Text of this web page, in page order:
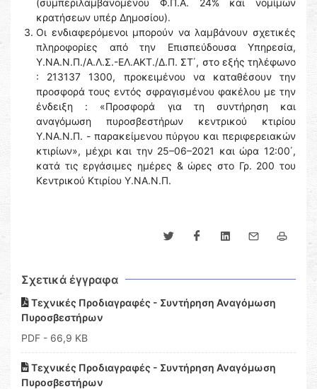
(συμπεριλαμβανομένου Φ.Π.Α. 24% και νομίμων
κρατήσεων υπέρ Δημοσίου).
Οι ενδιαφερόμενοι μπορούν να λαμβάνουν σχετικές
πληροφορίες από την Επισπεύδουσα Υπηρεσία,
Υ.ΝΑ.Ν.Π./Α.Λ.Σ.-ΕΛ.ΑΚΤ./Δ.Π. ΣΤ΄, στο εξής τηλέφωνο
: 213137 1300, προκειμένου να καταθέσουν την
προσφορά τους εντός σφραγισμένου φακέλου με την
ένδειξη : «Προσφορά για τη συντήρηση και
αναγόμωση πυροσβεστήρων κεντρικού κτιρίου
Υ.ΝΑ.Ν.Π. - παρακείμενου πύργου και περιφερειακών
κτιρίων», μέχρι και την 25–06–2021 και ώρα 12:00΄,
κατά τις εργάσιμες ημέρες & ώρες στο Γρ. 200 του
Κεντρικού Κτιρίου Υ.ΝΑ.Ν.Π.
Σχετικά έγγραφα
Τεχνικές Προδιαγραφές - Συντήρηση Αναγόμωση
Πυροσβεστήρων
PDF - 66,9 KB
Τεχνικές Προδιαγραφές - Συντήρηση Αναγόμωση
Πυροσβεστήρων